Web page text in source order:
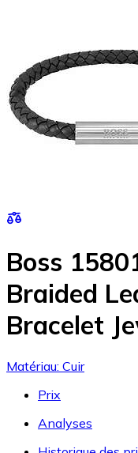
Boss
Braided
Bracelet
Matériau: Cuir
Prix
Analyses